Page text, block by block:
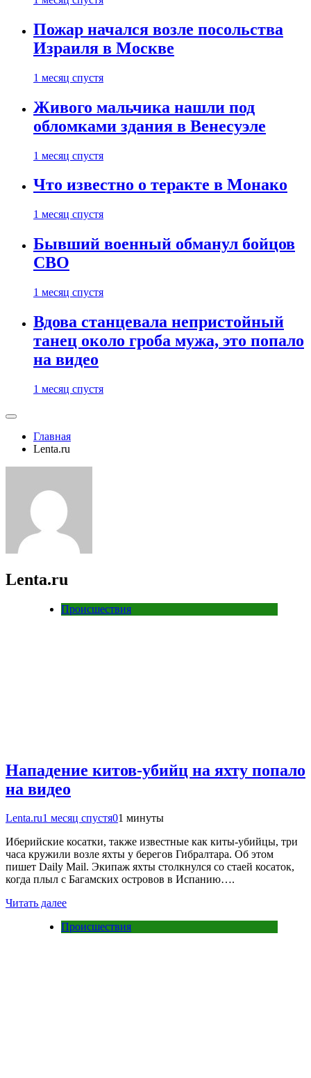
Пожар начался возле посольства
Израиля в Москве
1 месяц спустя
Живого мальчика нашли под
обломками здания в Венесуэле
1 месяц спустя
Что известно о теракте в Монако
1 месяц спустя
Бывший военный обманул бойцов
СВО
1 месяц спустя
Вдова станцевала непристойный
танец около гроба мужа, это попало
на видео
1 месяц спустя
Главная
Lenta.ru
Lenta.ru
Происшествия
Нападение китов-убийц на яхту попало
на видео
Lenta.ru1 месяц спустя01 минуты
Иберийские косатки, также известные как киты-убийцы, три
часа кружили возле яхты у берегов Гибралтара. Об этом
пишет Daily Mail. Экипаж яхты столкнулся со стаей косаток,
когда плыл с Багамских островов в Испанию….
Читать далее
Происшествия